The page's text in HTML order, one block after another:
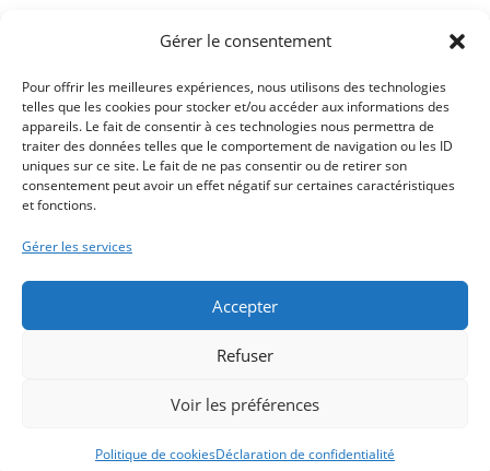
Gérer le consentement
Pour offrir les meilleures expériences, nous utilisons des technologies
telles que les cookies pour stocker et/ou accéder aux informations des
appareils. Le fait de consentir à ces technologies nous permettra de
traiter des données telles que le comportement de navigation ou les ID
uniques sur ce site. Le fait de ne pas consentir ou de retirer son
consentement peut avoir un effet négatif sur certaines caractéristiques
et fonctions.
Gérer les services
Accepter
Refuser
Voir les préférences
Politique de cookiesDéclaration de confidentialité
Article précédent
A PERTE DE VUE AVEC ISABELLE DUQUESNE
VOYAGE DANS LE TEMPS À AULT
RGPD et cookies|politique de confidentialité